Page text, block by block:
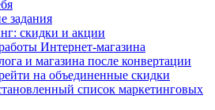
задания
скидки и акции
Интернет-магазина
и магазина после конвертации
на объединенные скидки
список маркетинговых